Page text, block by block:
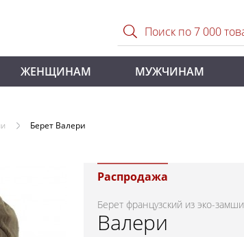
ЖЕНЩИНАМ МУЖЧИНАМ
Берет Валери
Распродажа
Берет французский из эко-замши
Валери